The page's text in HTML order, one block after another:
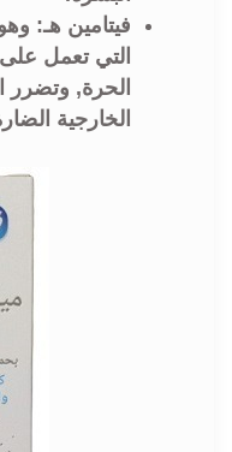
فيتامين هـ:
التي تعمل
الحرة, وتضرر
الخارجية